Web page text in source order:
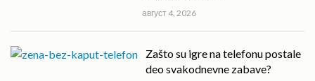
август 4, 2026
Zašto su igre na telefonu postale
deo svakodnevne zabave?